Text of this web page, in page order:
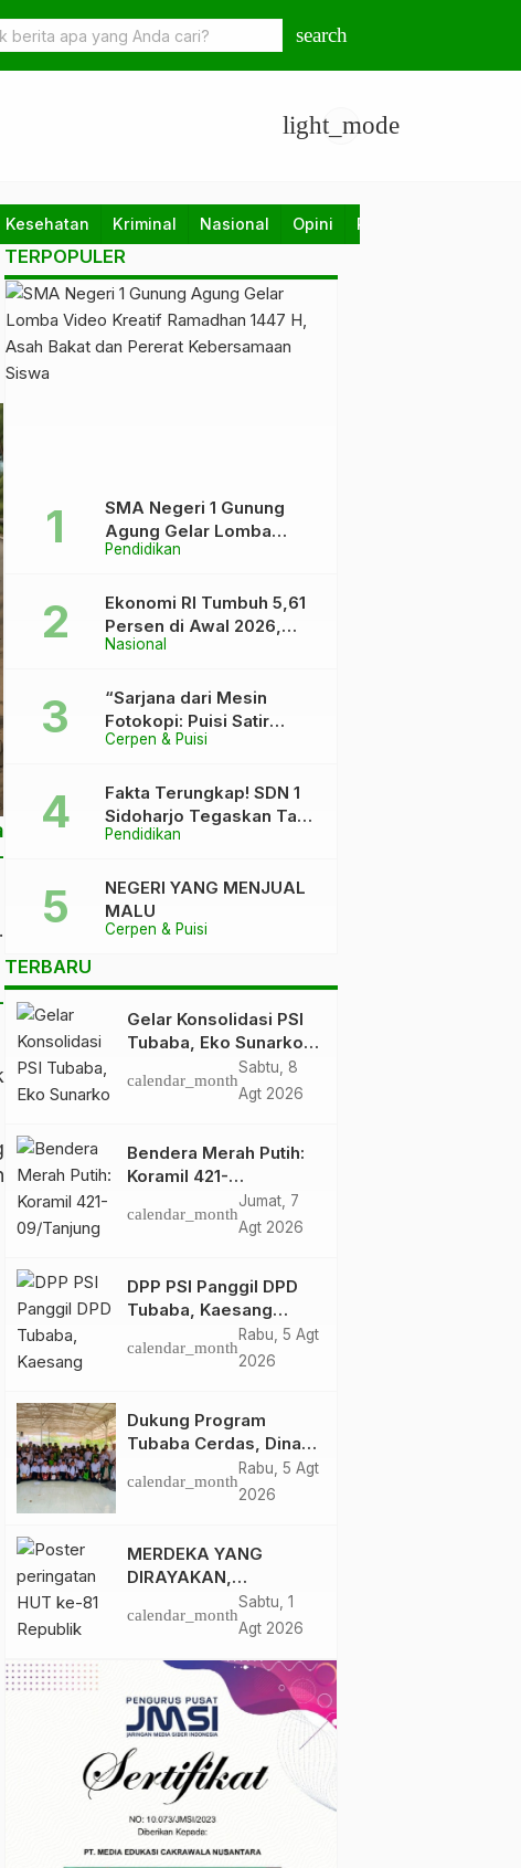
Idul Adha, Organda Pelabuhan Panjang Salurkan Sapi Kurban
search
light_mode
Kesehatan Kriminal Nasional Opini Pendidikan
TERPOPULER
Pendidikan
SMA Negeri 1 Gunung
Agung Gelar Lomba
Video Kreatif Ramadhan
Pererat Kebersamaan
Siswa
Nasional
Ekonomi RI Tumbuh 5,61
Persen di Awal 2026,
Pemerintah Klaim Keluar
Cerpen & Puisi
“Sarjana dari Mesin
Fotokopi: Puisi Satir
tentang Kursi DPR dan
Pendidikan
Fakta Terungkap! SDN 1
Sidoharjo Tegaskan Tak
Pernah Tuduh Santri Soal
Cerpen & Puisi
NEGERI YANG MENJUAL
MALU
TERBARU
Gelar Konsolidasi PSI
Tubaba, Eko Sunarko
calendar_month
Sabtu, 8
Agt 2026
Bendera Merah Putih:
Koramil 421-
09/Tanjung Bintang
Ajak Warga Kibarkan
RI
calendar_month
Jumat, 7
Agt 2026
DPP PSI Panggil DPD
Tubaba, Kaesang
Pangarep Beri Pesan
Khusus: Bentuk
2029
calendar_month
Rabu, 5 Agt
2026
Dukung Program
Tubaba Cerdas, Dinas
Perpustakaan Layani
Santri Ponpes Darul
Keliling
calendar_month
Rabu, 5 Agt
2026
MERDEKA YANG
DIRAYAKAN,
KEADILAN YANG
MASIH
calendar_month
Sabtu, 1
Agt 2026